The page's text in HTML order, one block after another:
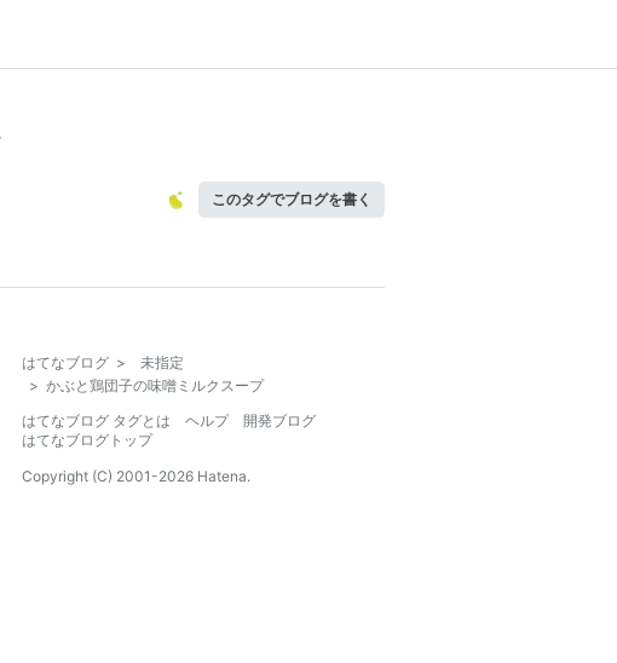
このタグでブログを書く
はてなブログ >
未指定
> かぶと鶏団子の味噌ミルクスープ
はてなブログ タグとは
ヘルプ
開発ブログ
はてなブログトップ
Copyright (C) 2001-2026 Hatena.